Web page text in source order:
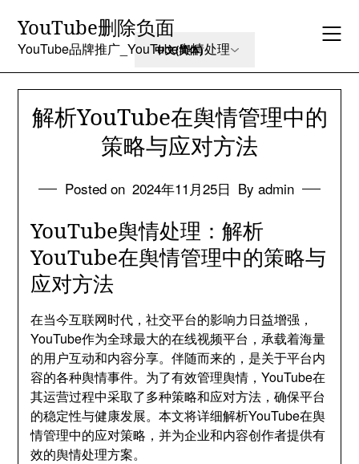
content
YouTube删除负面
YouTube品牌推广_YouTube舆情处理
解析YouTube在舆情管理中的
策略与应对方法
Posted on 2024年11月25日 By admin
YouTube舆情处理：解析
YouTube在舆情管理中的策略与
应对方法
在当今互联网时代，社交平台的影响力日益增强，
YouTube作为全球最大的在线视频平台，承载着海量
的用户互动和内容分享。伴随而来的，是关于平台内
容的各种舆情事件。为了有效管理舆情，YouTube在
其运营过程中采取了多种策略和应对方法，确保平台
的稳定性与健康发展。本文将详细解析YouTube在舆
情管理中的应对策略，并为企业和内容创作者提供有
效的舆情处理方案。